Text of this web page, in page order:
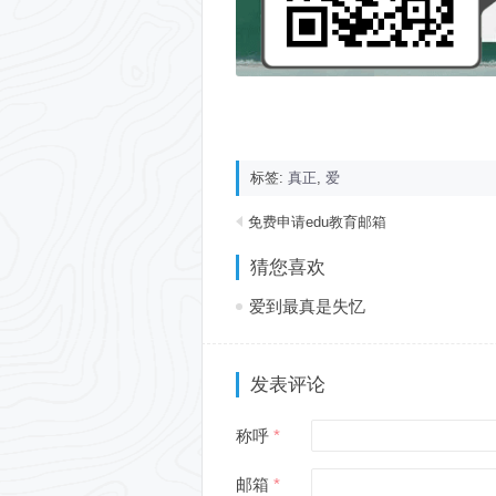
标签:真正 ,爱
免费申请edu教育邮箱
猜您喜欢
爱到最真是失忆
发表评论
称呼
邮箱